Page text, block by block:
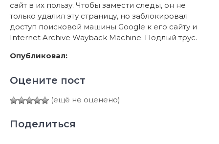
сайт в их пользу. Чтобы замести следы, он не
только удалил эту страницу, но заблокировал
доступ поисковой машины Google к его сайту и
Internet Archive Wayback Machine. Подлый трус.
Опубликовал:
Оцените пост
(ещё не оценено)
Поделиться